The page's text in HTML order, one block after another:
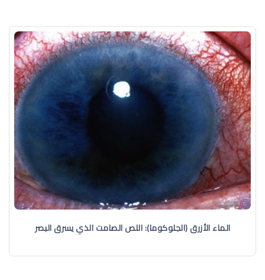
الماء الأزرق (الجلوكوما): اللص الصامت الذي يسرق البصر